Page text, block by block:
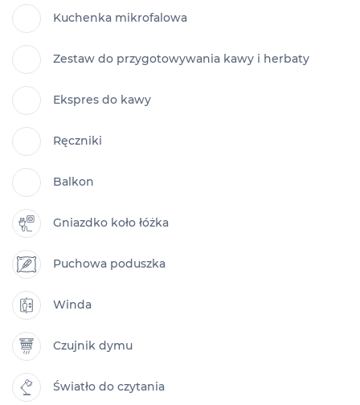
Kuchenka mikrofalowa
Zestaw do przygotowywania kawy i herbaty
Ekspres do kawy
Ręczniki
Balkon
Gniazdko koło łóżka
Puchowa poduszka
Winda
Czujnik dymu
Światło do czytania